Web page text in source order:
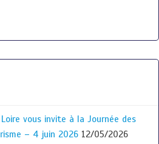
vous invite à la Journée des
– 4 juin 2026 12/05/2026